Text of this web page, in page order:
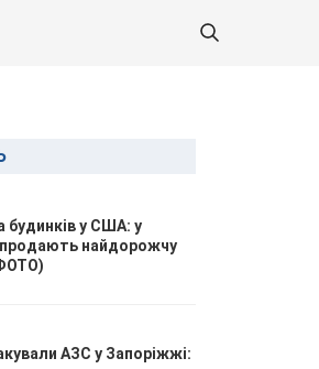
будинків у США: у
найдорожчу
АЗС у Запоріжжі: